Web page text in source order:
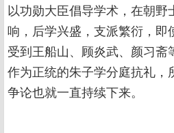
以功勋大臣倡导学术，在朝野
响，后学兴盛，支派繁衍，即
受到王船山、顾炎武、颜习
作为正统的朱子学分庭抗礼，
争论也就一直持续下来。